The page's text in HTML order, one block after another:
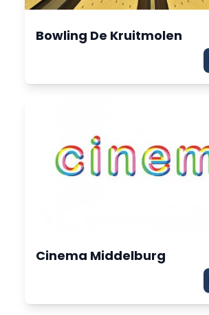
Bowling De Kruitmolen
Cinema Middelburg